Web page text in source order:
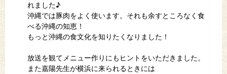
れました♪
沖縄では豚肉をよく使います。それも余すところなく食
べる沖縄の知恵！
もっと沖縄の食文化を知りたくなりました！
放送を観てメニュー作りにもヒントをいただきました。
また嘉陽先生が横浜に来られるときには